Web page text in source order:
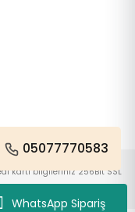
WhatsApp Sipariş
05077770583
kartı bilgileriniz 256Bit SSL